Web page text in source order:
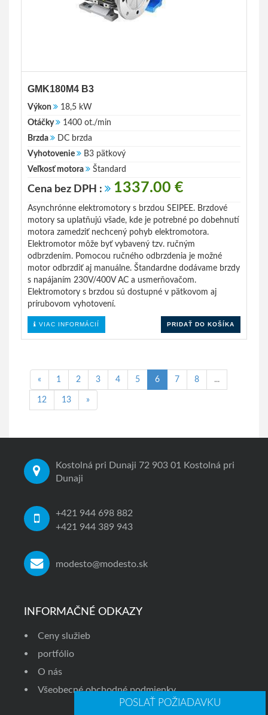
GMK180M4 B3
Výkon
18,5 kW
Otáčky
1400 ot./min
Brzda
DC brzda
Vyhotovenie
B3 pätkový
Veľkosť motora
Štandard
Cena bez DPH : 1337.00 €
Asynchrónne elektromotory s brzdou SEIPEE. Brzdové
motory sa uplatňujú všade, kde je potrebné po dobehnutí
motora zamedziť nechcený pohyb elektromotora.
Elektromotor môže byť vybavený tzv. ručným
odbrzdením. Pomocou ručného odbrzdenia je možné
motor odbrzdiť aj manuálne. Štandardne dodávame brzdy
s napájaním 230V/400V AC a usmerňovačom.
Elektromotory s brzdou sú dostupné v pätkovom aj
prírubovom vyhotovení.
VIAC INFORMÁCIÍ PRIDAŤ DO KOŠÍKA
« 1 2 3 4 5 6 7 8 ...
12 13 »
Kostolná pri Dunaji 72 903 01 Kostolná pri
Dunaji
+421 944 698 882
+421 944 389 943
modesto@modesto.sk
INFORMAČNÉ ODKAZY
Ceny služieb
portfólio
O nás
Všeobecné obchodné podmienky
POSLAŤ POŽIADAVKU